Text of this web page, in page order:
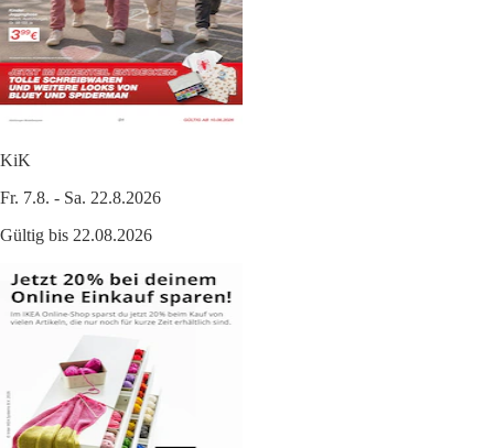
KiK
Fr. 7.8. - Sa. 22.8.2026
Gültig bis 22.08.2026